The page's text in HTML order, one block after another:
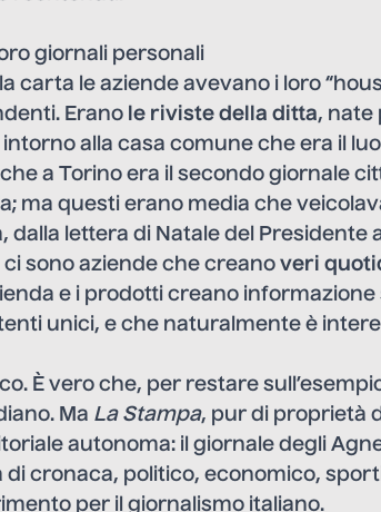
giornali personali
carta le aziende avevano i loro
Erano le riviste della ditta, nate
alla casa comune che era il
a Torino era il secondo giornale
ma questi erano media che
lettera di Natale del Presidente
sono aziende che creano veri
e i prodotti creano
unici, e che naturalmente è
È vero che, per restare
Ma La Stampa, pur di proprietà
autonoma: il giornale degli
cronaca, politico, economico,
per il giornalismo italiano.